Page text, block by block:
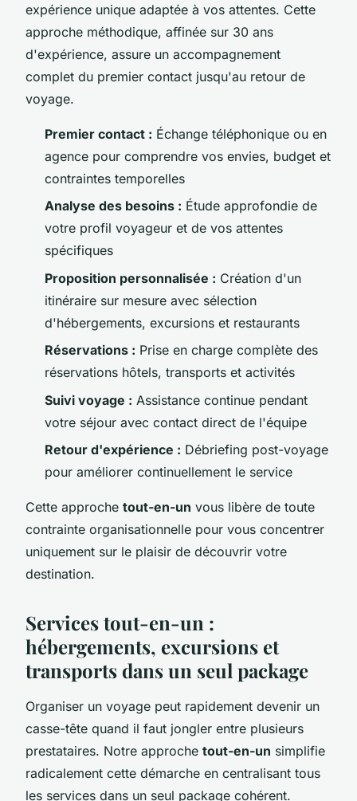
expérience unique adaptée à vos attentes. Cette
approche méthodique, affinée sur 30 ans
d'expérience, assure un accompagnement
complet du premier contact jusqu'au retour de
voyage.
Premier contact : Échange téléphonique ou en
agence pour comprendre vos envies, budget et
contraintes temporelles
Analyse des besoins : Étude approfondie de
votre profil voyageur et de vos attentes
spécifiques
Proposition personnalisée : Création d'un
itinéraire sur mesure avec sélection
d'hébergements, excursions et restaurants
Réservations : Prise en charge complète des
réservations hôtels, transports et activités
Suivi voyage : Assistance continue pendant
votre séjour avec contact direct de l'équipe
Retour d'expérience : Débriefing post-voyage
pour améliorer continuellement le service
Cette approche tout-en-un vous libère de toute
contrainte organisationnelle pour vous concentrer
uniquement sur le plaisir de découvrir votre
destination.
Services tout-en-un :
hébergements, excursions et
transports dans un seul package
Organiser un voyage peut rapidement devenir un
casse-tête quand il faut jongler entre plusieurs
prestataires. Notre approche tout-en-un simplifie
radicalement cette démarche en centralisant tous
les services dans un seul package cohérent.